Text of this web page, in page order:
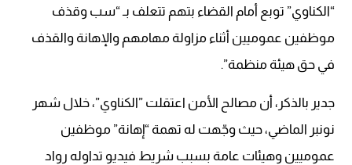
“الكناوي” توبع أمام القضاء بتهم تتعلف بـ “سب وقذف
موظفين عموميين أثناء مزاولة مهامهم والإهانة والقذف
في حق هيئة منظمة”.
جدير بالذكر، أن مصالح الأمن اعتقلت ”الكناوي”، خلال شهر
نونبر الماضي، حيث وجّهت له تهمة “إهانة” موظفين
عموميين وهيئات عامة بسبب شريط فيديو تداوله رواد